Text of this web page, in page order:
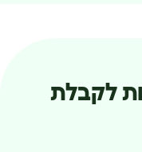
לקבלת